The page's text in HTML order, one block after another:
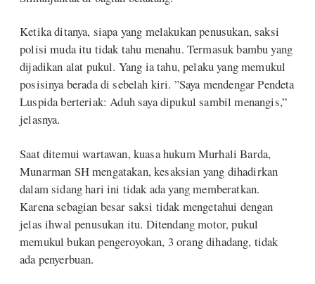
Ketika ditanya, siapa yang melakukan penusukan, saksi
polisi muda itu tidak tahu menahu. Termasuk bambu yang
dijadikan alat pukul. Yang ia tahu, pelaku yang memukul
posisinya berada di sebelah kiri. ”Saya mendengar Pendeta
Luspida berteriak: Aduh saya dipukul sambil menangis,”
jelasnya.
Saat ditemui wartawan, kuasa hukum Murhali Barda,
Munarman SH mengatakan, kesaksian yang dihadirkan
dalam sidang hari ini tidak ada yang memberatkan.
Karena sebagian besar saksi tidak mengetahui dengan
jelas ihwal penusukan itu. Ditendang motor, pukul
memukul bukan pengeroyokan, 3 orang dihadang, tidak
ada penyerbuan.